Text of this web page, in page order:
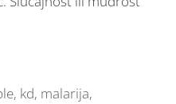
, kd, malarija,